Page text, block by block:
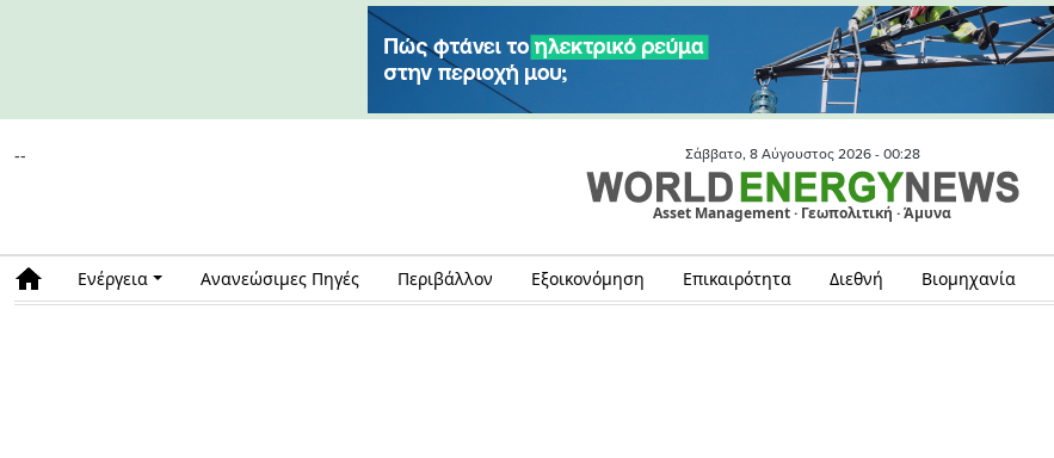
-- Σάββατο, 8 Αύγουστος 2026 - 00:28
Asset Management · Γεωπολιτική · Άμυνα
Ενέργεια Ανανεώσιμες Πηγές Περιβάλλον Εξοικονόμηση Επικαιρότητα Διεθνή Βιομηχανία